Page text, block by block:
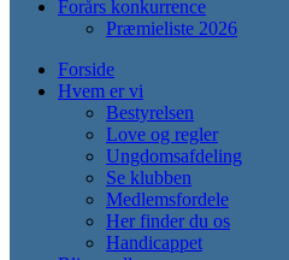
Forårs konkurrence
Præmieliste 2026
Forside
Hvem er vi
Bestyrelsen
Love og regler
Ungdomsafdeling
Se klubben
Medlemsfordele
Her finder du os
Handicappet